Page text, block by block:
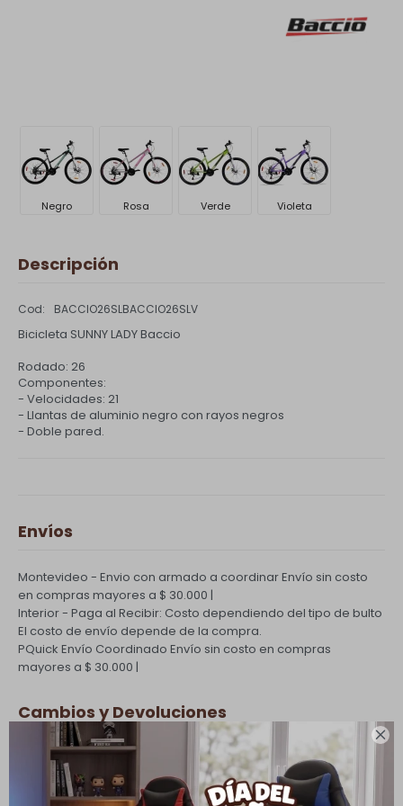

Negro Rosa Verde Violeta
Descripción
BACCIO26SLBACCIO26SLV
Bicicleta SUNNY LADY Baccio
Rodado: 26
Componentes:
- Velocidades: 21
- Llantas de aluminio negro con rayos negros
- Doble pared.
Envíos
Montevideo - Envio con armado a coordinarEnvío sin costo
en compras mayores a $ 30.000 |
Interior - Paga al Recibir: Costo dependiendo del tipo de bulto
El costo de envío depende de la compra.
PQuick Envío Coordinado Envío sin costo en compras
mayores a $ 30.000 |
Cambios y Devoluciones
Todas las compras realizadas tienen un plazo de 5 días para
su cambio.
Ver mas